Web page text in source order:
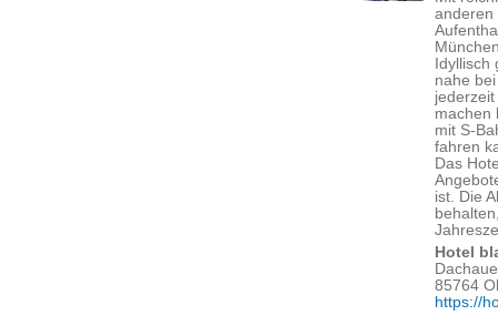
anderen
nahe
machen
mit S-
fahren
Das
ist. Die
Hotel
85764
https://